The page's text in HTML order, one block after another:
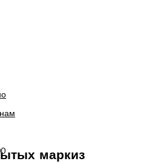
маркиз